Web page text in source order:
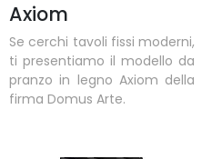
Axiom
Se cerchi tavoli fissi moderni,
ti presentiamo il modello da
pranzo in legno Axiom della
firma Domus Arte.